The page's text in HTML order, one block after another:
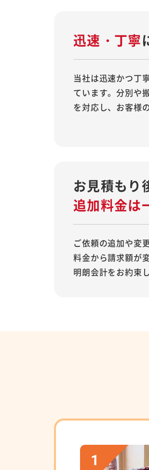
迅速・丁寧
当社は迅速かつ丁
ています。分別や
を対応し、お客様
お見積もり
追加料金は
ご依頼の追加や変
料金から請求額が
明朗会計をお約束